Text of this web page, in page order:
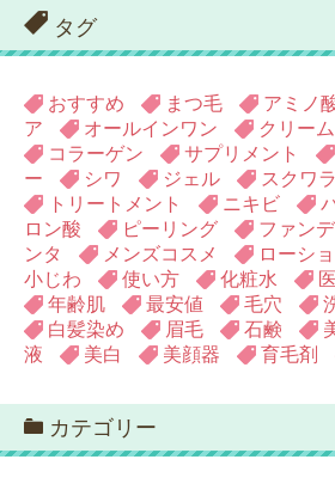
タグ
おすすめ まつ毛 アミノ
ア
オールインワン クリーム
コラーゲン
サプリメント
ー
シワ ジェル スクワ
トリートメント
ニキビ
ロン酸
ピーリング ファン
ンタ
メンズコスメ ローシ
小じわ
使い方 化粧水
年齢肌
最安値 毛穴
白髪染め
眉毛 石鹸
液
美白 美顔器 育毛剤
カテゴリー